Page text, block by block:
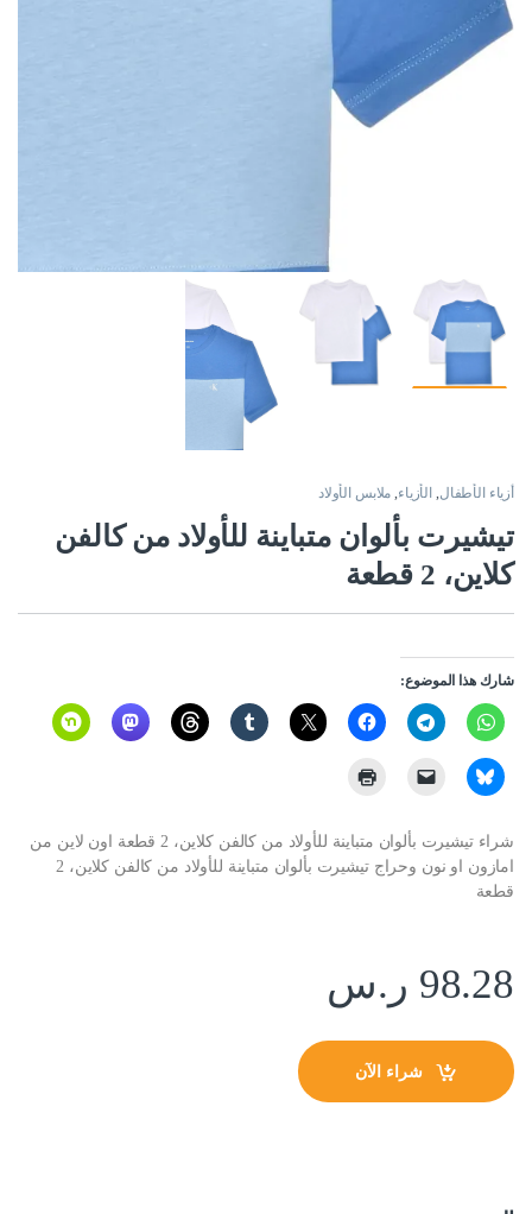
أزياء الأطفال, الأزياء, ملابس الأولاد
تيشيرت بألوان متباينة للأولاد من كالفن
كلاين، 2 قطعة
شارك هذا الموضوع:
شراء تيشيرت بألوان متباينة للأولاد من كالفن كلاين، 2 قطعة اون لاين من
امازون او نون وحراج تيشيرت بألوان متباينة للأولاد من كالفن كلاين، 2
قطعة
98.28 ر.س
شراء الآن